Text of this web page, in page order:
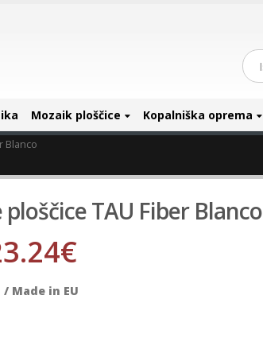
Mozaik ploščice Kopalniška oprema
Blanco
TAU Fiber Blanco
€
/ Made in EU